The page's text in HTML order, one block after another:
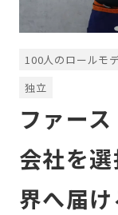
100人のロールモ
独立
ファー
会社を
界へ届